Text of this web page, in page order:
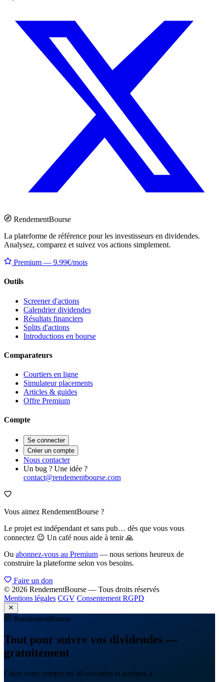
RendementBourse
La plateforme de référence pour les investisseurs en dividendes.
Analysez, comparez et suivez vos actions simplement.
Premium — 9.99€/mois
Outils
Screener d'actions
Calendrier dividendes
Résultats financiers
Splits d'actions
Introductions en bourse
Comparateurs
Courtiers en ligne
Simulateur placements
Articles & guides
Offre Premium
Compte
Se connecter
Créer un compte
Nous contacter
Un bug ? Une idée ?
contact@rendementbourse.com
Vous aimez RendementBourse ?
Le projet est indépendant et sans pub… dès que vous vous
connectez 😉 Un café nous aide à tenir 🙏
Ou abonnez-vous au Premium — nous serions heureux de
construire la plateforme selon vos besoins.
Faire un don
© 2026 RendementBourse — Tous droits réservés
Mentions légales CGV Consentement RGPD
RendementBourse
Tout pour suivre vos dividendes —
gratuitement
Créez votre compte en 30 secondes et accédez à :